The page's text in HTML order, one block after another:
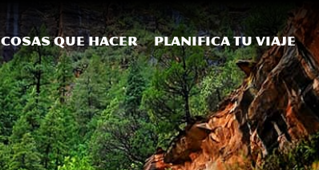
Cosas que hacer Planifica tu viaje